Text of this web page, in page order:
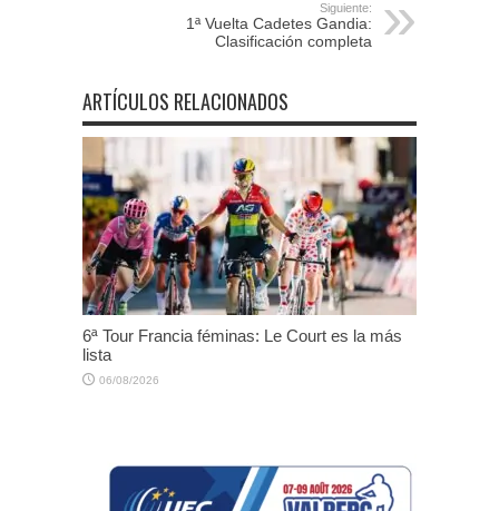
Siguiente:
1ª Vuelta Cadetes Gandia:
Clasificación completa
ARTÍCULOS RELACIONADOS
6ª Tour Francia féminas: Le Court es la más
lista
06/08/2026